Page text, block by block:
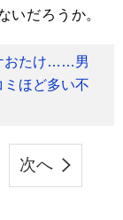
いだろうか。
おたけ……男
ほど多い不
次へ